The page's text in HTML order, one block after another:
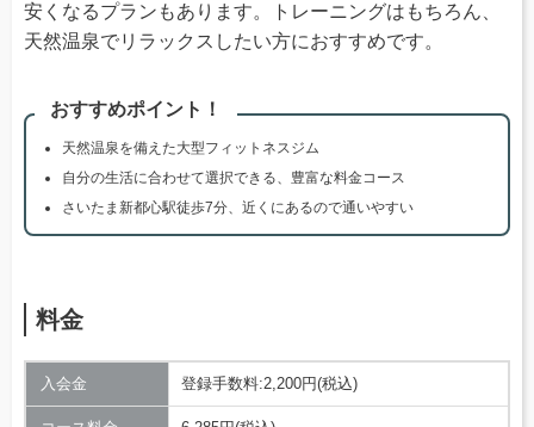
安くなるプランもあります。トレーニングはもちろん、
天然温泉でリラックスしたい方におすすめです。
おすすめポイント！
天然温泉を備えた大型フィットネスジム
自分の生活に合わせて選択できる、豊富な料金コース
さいたま新都心駅徒歩7分、近くにあるので通いやすい
料金
入会金 登録手数料:2,200円(税込)